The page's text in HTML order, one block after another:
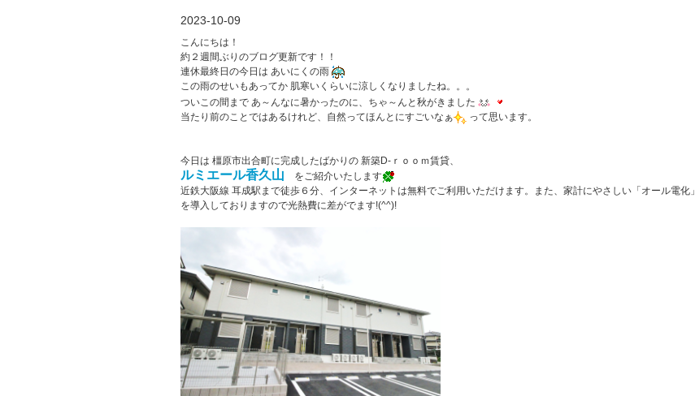
2023-10-09
こんにちは！
約２週間ぶりのブログ更新です！！
連休最終日の今日は あいにくの雨
この雨のせいもあってか 肌寒いくらいに涼しくなりましたね。。。
ついこの間まで あ～んなに暑かったのに、ちゃ～んと秋がきました
当たり前のことではあるけれど、自然ってほんとにすごいなぁ
って思います。
今日は 橿原市出合町に完成したばかりの 新築D-ｒｏｏｍ賃貸、
ルミエール香久山 をご紹介いたします
近鉄大阪線 耳成駅まで徒歩６分、インターネットは無料でご利用いただけます。また、家計にやさしい「オール電化」
を導入しておりますので光熱費に差がでます!(^^)!